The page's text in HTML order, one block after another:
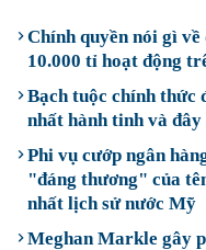
Chính quyền nói gì
10.000 tỉ hoạt động
Bạch tuộc chính thức
nhất hành tinh và
Phi vụ cướp ngân
"đáng thương" của
nhất lịch sử nước Mỹ
Meghan Markle gây